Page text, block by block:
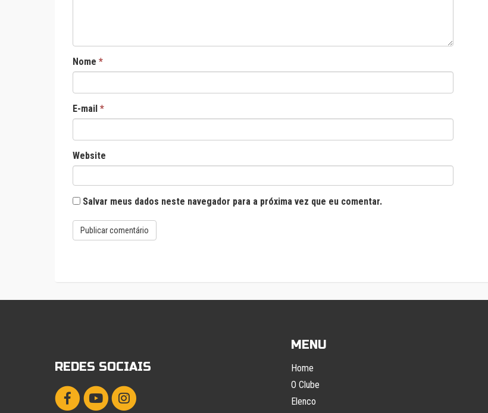
Nome *
E-mail *
Website
Salvar meus dados neste navegador para a próxima vez que eu comentar.
REDES SOCIAIS
MENU
Home
O Clube
Elenco